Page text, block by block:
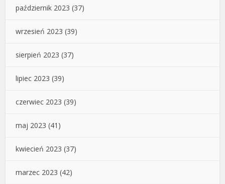
październik 2023 (37)
wrzesień 2023 (39)
sierpień 2023 (37)
lipiec 2023 (39)
czerwiec 2023 (39)
maj 2023 (41)
kwiecień 2023 (37)
marzec 2023 (42)